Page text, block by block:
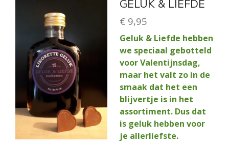
GELUK & LIEFDE
€ 9,95
Geluk & Liefde hebben
we speciaal gebotteld
voor Valentijnsdag,
maar het valt zo in de
smaak dat het een
blijvertje is in het
assortiment. Dus dat
is geluk hebben voor
je allerliefste.